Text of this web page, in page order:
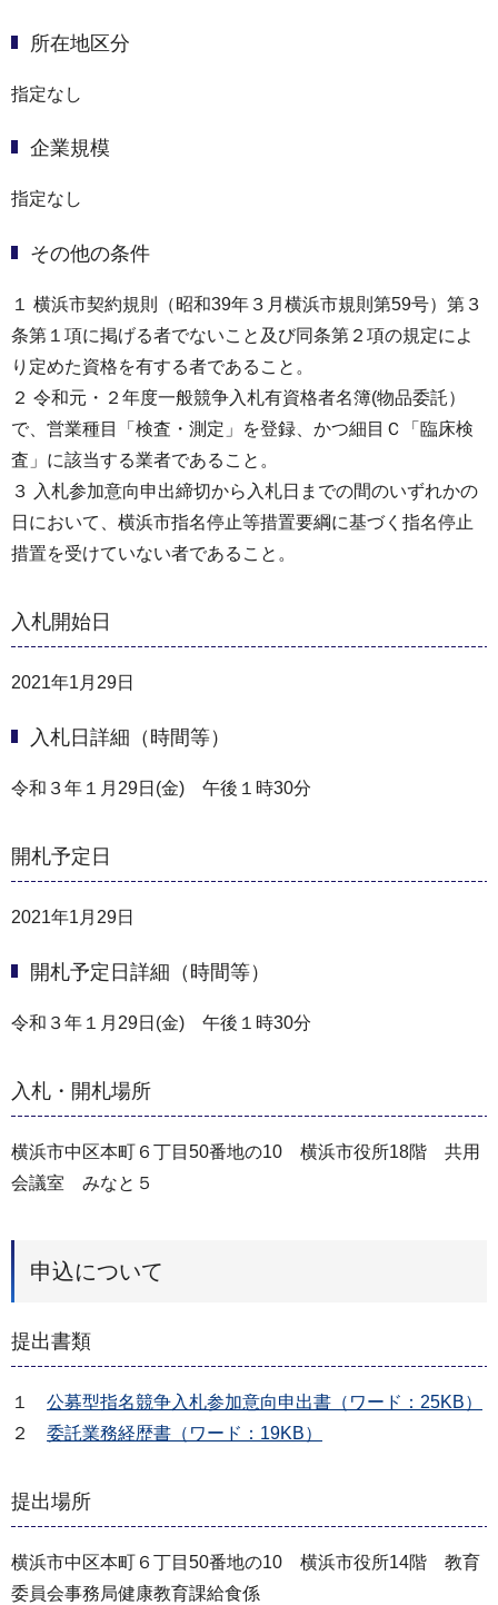
所在地区分
指定なし
企業規模
指定なし
その他の条件
１ 横浜市契約規則（昭和39年３月横浜市規則第59号）第３
条第１項に掲げる者でないこと及び同条第２項の規定によ
り定めた資格を有する者であること。
２ 令和元・２年度一般競争入札有資格者名簿(物品委託）
で、営業種目「検査・測定」を登録、かつ細目Ｃ「臨床検
査」に該当する業者であること。
３ 入札参加意向申出締切から入札日までの間のいずれかの
日において、横浜市指名停止等措置要綱に基づく指名停止
措置を受けていない者であること。
入札開始日
2021年1月29日
入札日詳細（時間等）
令和３年１月29日(金) 午後１時30分
開札予定日
2021年1月29日
開札予定日詳細（時間等）
令和３年１月29日(金) 午後１時30分
入札・開札場所
横浜市中区本町６丁目50番地の10 横浜市役所18階 共用
会議室 みなと５
申込について
提出書類
１ 公募型指名競争入札参加意向申出書（ワード：25KB）
２ 委託業務経歴書（ワード：19KB）
提出場所
横浜市中区本町６丁目50番地の10 横浜市役所14階 教育
委員会事務局健康教育課給食係